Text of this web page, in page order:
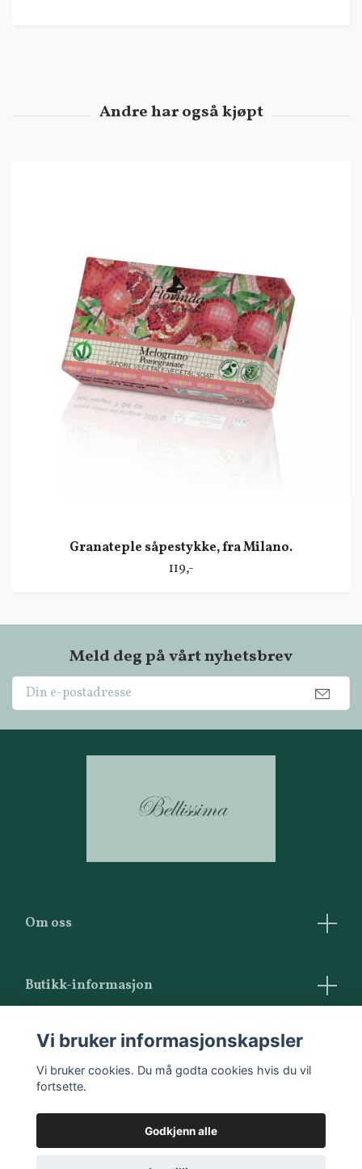
Granateple såpestykke, fra Milano.
119,-
Meld deg på vårt nyhetsbrev
Om oss
Butikk-informasjon
Vilkår og betingelser
Kontakt oss
Vi bruker informasjonskapsler
Vi bruker cookies. Du må godta cookies hvis du vil
fortsette.
Godkjenn alle